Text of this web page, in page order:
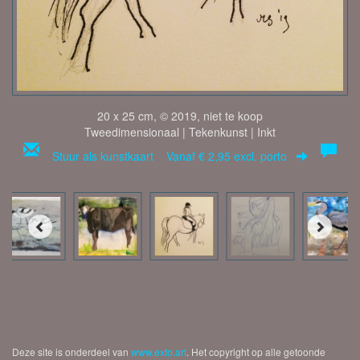
20 x 25 cm, © 2019, niet te koop
Tweedimensionaal | Tekenkunst | Inkt
Stuur als kunstkaart Vanaf € 2,95 excl. porto
Deze site is onderdeel van www.exto.art. Het copyright op alle getoonde